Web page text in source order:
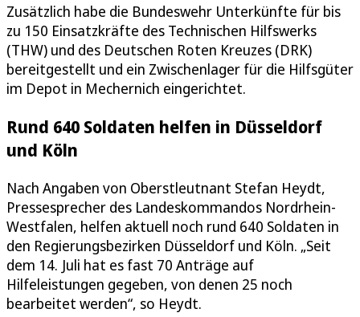
Zusätzlich habe die Bundeswehr Unterkünfte für bis
zu 150 Einsatzkräfte des Technischen Hilfswerks
(THW) und des Deutschen Roten Kreuzes (DRK)
bereitgestellt und ein Zwischenlager für die Hilfsgüter
im Depot in Mechernich eingerichtet.
Rund 640 Soldaten helfen in Düsseldorf
und Köln
Nach Angaben von Oberstleutnant Stefan Heydt,
Pressesprecher des Landeskommandos Nordrhein-
Westfalen, helfen aktuell noch rund 640 Soldaten in
den Regierungsbezirken Düsseldorf und Köln. „Seit
dem 14. Juli hat es fast 70 Anträge auf
Hilfeleistungen gegeben, von denen 25 noch
bearbeitet werden“, so Heydt.